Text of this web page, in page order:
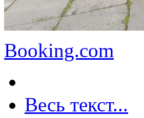
Booking.com
Весь текст...